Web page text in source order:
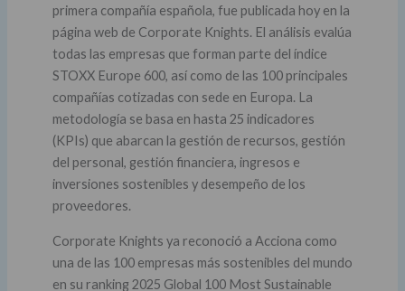
primera compañía española, fue publicada hoy en la
página web de Corporate Knights. El análisis evalúa
todas las empresas que forman parte del índice
STOXX Europe 600, así como de las 100 principales
compañías cotizadas con sede en Europa. La
metodología se basa en hasta 25 indicadores
(KPIs) que abarcan la gestión de recursos, gestión
del personal, gestión financiera, ingresos e
inversiones sostenibles y desempeño de los
proveedores.
Corporate Knights ya reconoció a Acciona como
una de las 100 empresas más sostenibles del mundo
en su ranking 2025 Global 100 Most Sustainable